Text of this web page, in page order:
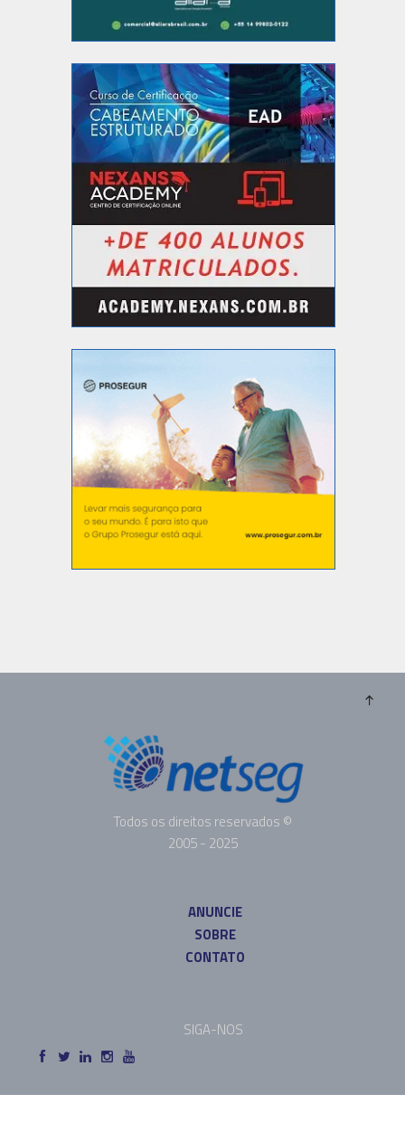
Todos os direitos reservados ©
2005 - 2025
ANUNCIE
SOBRE
CONTATO
SIGA-NOS